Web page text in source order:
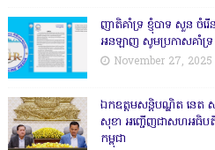
ញាតិគាំទ្រ ខ្ញុំបាទ សួន ចំរ
អនឡាញ សូមប្រកាសគាំទ្
November 27, 2025
ឯកឧត្តមសន្តិបណ្ឌិត នេត
សុខា អញ្ជើញជាសហអធិបតីផ្
កម្ពុជា